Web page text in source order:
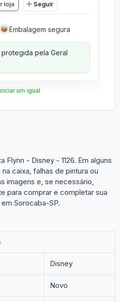
loja Seguir
📦 Embalagem segura
protegida pela Geral
um igual
Flynn - Disney - 1126. Em alguns
caixa, falhas de pintura ou
imagens e, se necessário,
para comprar e completar sua
Sorocaba-SP.
Disney
Novo